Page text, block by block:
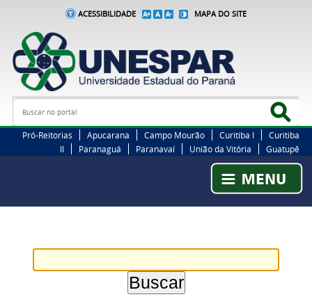
ACESSIBILIDADE MAPA DO SITE
Busca
Pró-Reitorias Apucarana Campo Mourão Curitiba I
Curitiba
II
Paranaguá Paranavaí União da Vitória Guatupê